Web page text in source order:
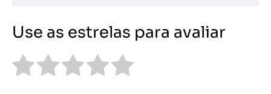
Use as estrelas para avaliar